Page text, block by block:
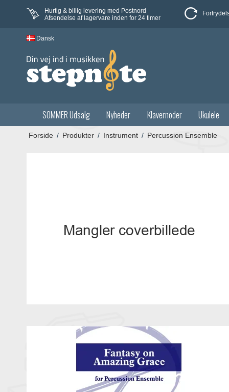
Hurtig & billig levering med Postnord
Afsendelse af lagervare inden for 24 timer
Dansk
SOMMER Udsalg Nyheder Klavernoder Ukulele
Forside / Produkter / Instrument / Percussion Ensemble